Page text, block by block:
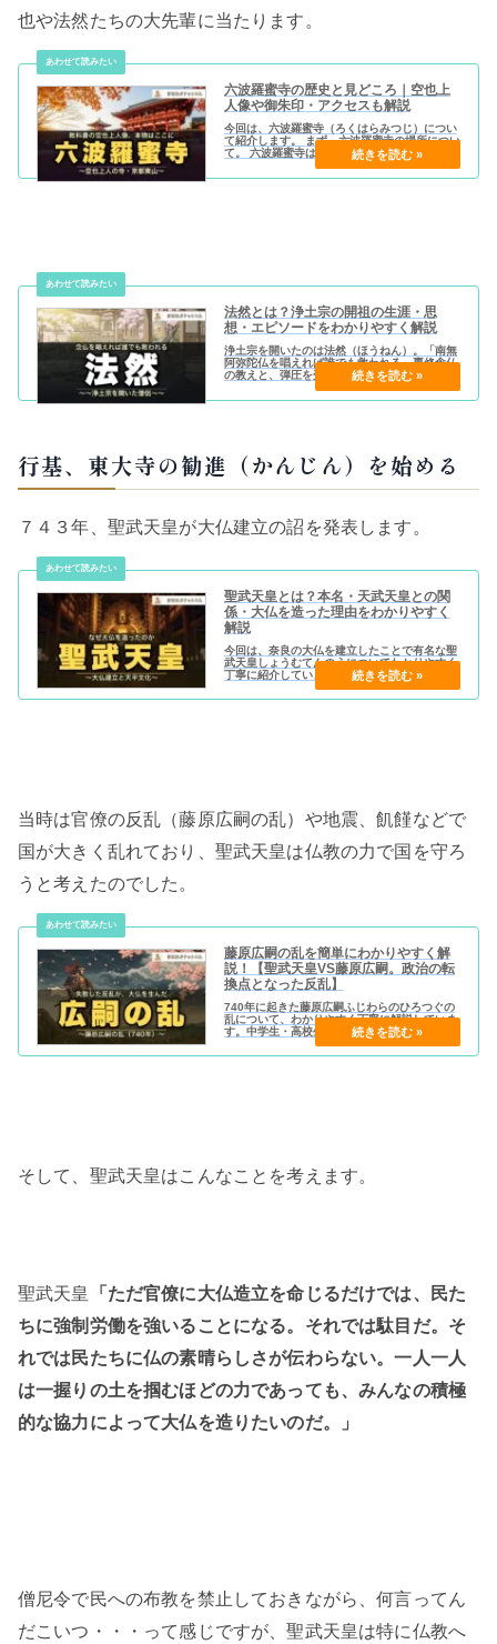
也や法然たちの大先輩に当たります。
六波羅蜜寺の歴史と見どころ｜空也上
人像や御朱印・アクセスも解説
今回は、六波羅蜜寺（ろくはらみつじ）につい
て紹介します。 まず、六波羅蜜寺の場所につい
て。 六波羅蜜寺は、清水寺と建仁寺の間にあり
ます。有名なお寺に挟まれているせいなのか、
若干マイナーなお寺になってしまっています。
法然とは？浄土宗の開祖の生涯・思
想・エピソードをわかりやすく解説
浄土宗を開いたのは法然（ほうねん）。「南無
阿弥陀仏を唱えれば誰でも救われる」専修念仏
の教えと、弾圧を受けながらも信念を貫いた生
涯・エピソードをわかりやすく解説。
行基、東大寺の勧進（かんじん）を始める
７４３年、聖武天皇が大仏建立の詔を発表します。
聖武天皇とは？本名・天武天皇との関
係・大仏を造った理由をわかりやすく
解説
今回は、奈良の大仏を建立したことで有名な聖
武天皇しょうむてんのうについてわかりやすく
丁寧に紹介していきます。
当時は官僚の反乱（藤原広嗣の乱）や地震、飢饉などで
国が大きく乱れており、聖武天皇は仏教の力で国を守ろ
うと考えたのでした。
藤原広嗣の乱を簡単にわかりやすく解
説！【聖武天皇VS藤原広嗣。政治の転
換点となった反乱】
740年に起きた藤原広嗣ふじわらのひろつぐの
乱について、わかりやすく丁寧に解説していま
す。中学生・高校生の歴史学習にもおすすめで
そして、聖武天皇はこんなことを考えます。
聖武天皇
「ただ官僚に大仏造立を命じるだけでは、民た
ちに強制労働を強いることになる。それでは駄目だ。そ
れでは民たちに仏の素晴らしさが伝わらない。一人一人
は一握りの土を掴むほどの力であっても、みんなの積極
的な協力によって大仏を造りたいのだ。」
僧尼令で民への布教を禁止しておきながら、何言ってん
だこいつ・・・って感じですが、聖武天皇は特に仏教へ